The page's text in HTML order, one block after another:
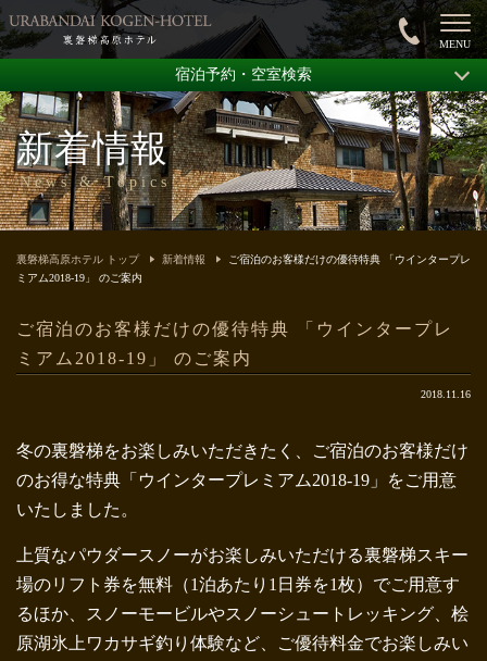
新着情報
News & Topics
宿泊予約・空室検索
裏磐梯高原ホテル トップ 新着情報
ご宿泊のお客様だけの優待特典 「ウインタープレ
ミアム2018-19」 のご案内
ご宿泊のお客様だけの優待特典 「ウインタープレ
ミアム2018-19」 のご案内
2018.11.16
冬の裏磐梯をお楽しみいただきたく、ご宿泊のお客様だけ
のお得な特典「ウインタープレミアム2018-19」をご用意
いたしました。
上質なパウダースノーがお楽しみいただける裏磐梯スキー
場のリフト券を無料（1泊あたり1日券を1枚）でご用意す
るほか、スノーモービルやスノーシュートレッキング、桧
原湖氷上ワカサギ釣り体験など、ご優待料金でお楽しみい